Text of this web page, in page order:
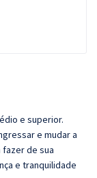
e superior.
e mudar a
fazer de sua
e tranquilidade